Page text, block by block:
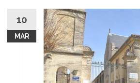
10
MAR